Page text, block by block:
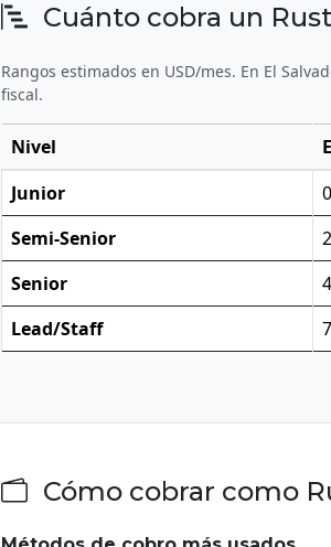
Cuánto cobra un
Rangos estimados en USD/mes. En El
fiscal.
Nivel
Junior
Semi-Senior
Senior
Lead/Staff
Cómo cobrar como